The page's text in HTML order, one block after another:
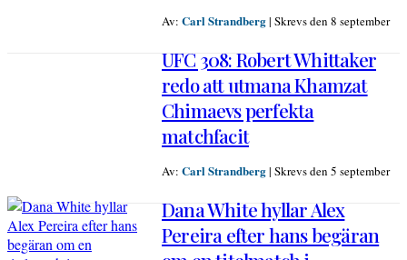
Av: Carl Strandberg| Skrevs den 8 september
UFC 308: Robert Whittaker
redo att utmana Khamzat
Chimaevs perfekta
matchfacit
Av: Carl Strandberg| Skrevs den 5 september
Dana White hyllar Alex
Pereira efter hans begäran